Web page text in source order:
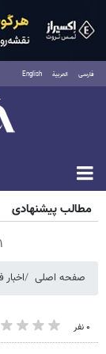
فارسی العربية English
مطالب پیشنهادی
۱ میلیارد اعتبار خرید طلا | بدون ضامن و چک
صفحه اصلی
۰ نفر